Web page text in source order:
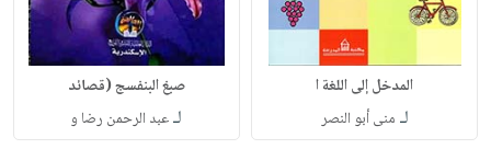
المدخل إلى اللغة ا
لـ منى أبو النصر
صبغ البنفسج (قصائد
لـعبد الرحمن رضا و